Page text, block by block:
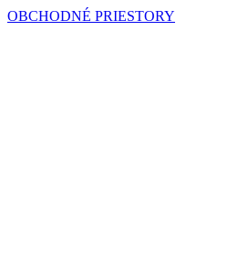
OBCHODNÉ PRIESTORY